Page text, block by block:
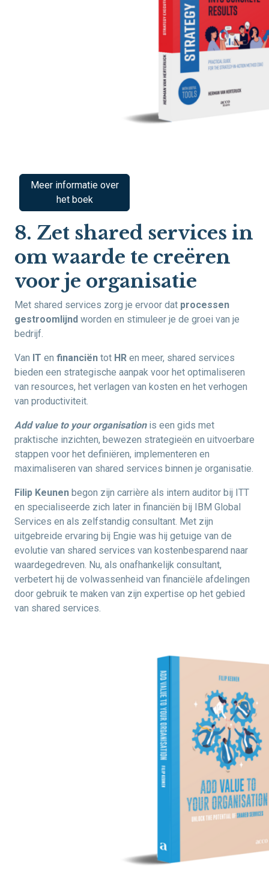
Meer informatie over
het boek
8. Zet shared services in
om waarde te creëren
voor je organisatie
Met shared services zorg je ervoor dat processen
gestroomlijnd worden en stimuleer je de groei van je
bedrijf.
Van IT en financiën tot HR en meer, shared services
bieden een strategische aanpak voor het optimaliseren
van resources, het verlagen van kosten en het verhogen
van productiviteit.
Add value to your organisation is een gids met
praktische inzichten, bewezen strategieën en uitvoerbare
stappen voor het definiëren, implementeren en
maximaliseren van shared services binnen je organisatie.
Filip Keunen begon zijn carrière als intern auditor bij ITT
en specialiseerde zich later in financiën bij IBM Global
Services en als zelfstandig consultant. Met zijn
uitgebreide ervaring bij Engie was hij getuige van de
evolutie van shared services van kostenbesparend naar
waardegedreven. Nu, als onafhankelijk consultant,
verbetert hij de volwassenheid van financiële afdelingen
door gebruik te maken van zijn expertise op het gebied
van shared services.